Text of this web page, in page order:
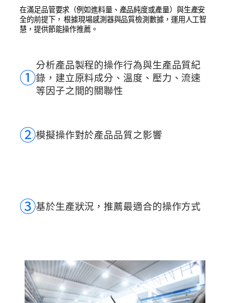
在滿足品管要求（例如進料量、產品純度或產量）與生產安
全的前提下， 根據現場感測器與品質檢測數據，運用人工智
慧，提供節能操作推薦。
➀
分析產品製程的操作行為與生產品質紀
錄，建立原料成分、溫度、壓力、流速
等因子之間的關聯性
➁模擬操作對於產品品質之影響
➂基於生產狀況，推薦最適合的操作方式